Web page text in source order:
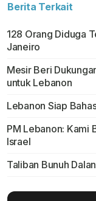
Berita Terkait
128 Orang Diduga
Janeiro
Mesir Beri
untuk Lebanon
Lebanon Siap
PM Lebanon: Kami
Israel
Taliban Bunuh